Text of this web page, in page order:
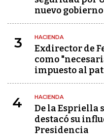
nuevo gobierno
3 HACIENDA
Exdirector de
como
impuesto al
4 HACIENDA
De la Espriella
destacó su
Presidencia